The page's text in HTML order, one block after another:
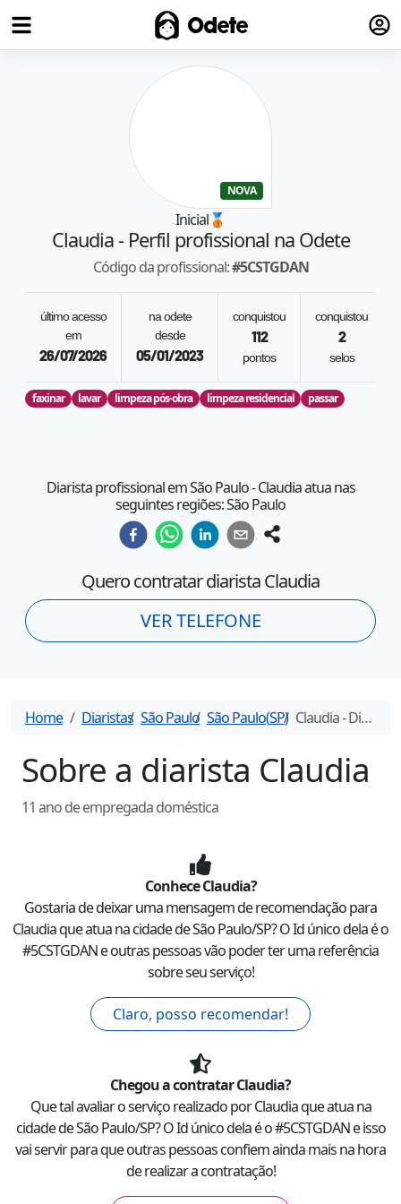
Odete
NOVA
Inicial🥉
Claudia- Perfil profissional na Odete
Código da profissional:#5CSTGDAN
último acesso
em
26/07/2026
na odete
desde
05/01/2023
conquistou
112
pontos
conquistou
2
selos
faxinar lavar limpeza pós-obra limpeza residencial passar
Diarista profissional em São Paulo - Claudia atua nas
seguintes regiões: São Paulo
Quero contratar diaristaClaudia
VER TELEFONE
Home Diaristas São Paulo São Paulo(SP) Claudia- Diarista em
Sobre a diarista Claudia
11 ano de empregada doméstica
ConheceClaudia?
Gostaria de deixar uma mensagem de recomendação para
Claudiaque atua na cidade deSão Paulo/SP? O Id único dela é o
#5CSTGDANe outras pessoas vão poder ter uma referência
sobre seu serviço!
Claro, posso recomendar!
Chegou a contratarClaudia?
Que tal avaliar o serviço realizado porClaudiaque atua na
cidade deSão Paulo/SP? O Id único dela é o #5CSTGDANe isso
vai servir para que outras pessoas confiem ainda mais na hora
de realizar a contratação!